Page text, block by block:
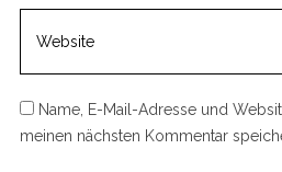
Name, E-Mail-Adresse und
meinen nächsten Kommentar